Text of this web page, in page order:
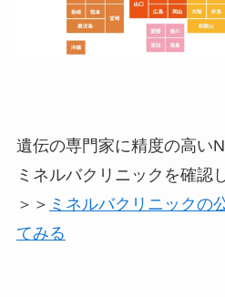
遺伝の専門家に精度の高い
ミネルバクリニックを確認
＞＞ ミネルバクリニックの
てみる